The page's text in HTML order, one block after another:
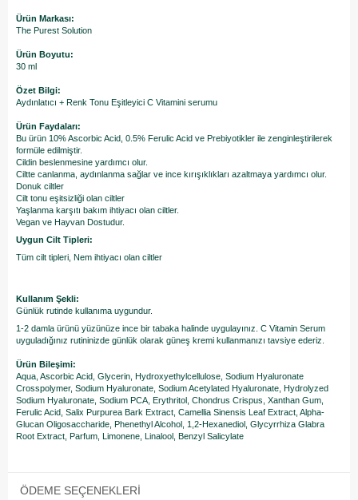
Ürün Markası:
The Purest Solution
Ürün Boyutu:
30 ml
Özet Bilgi:
Aydınlatıcı + Renk Tonu Eşitleyici C Vitamini serumu
Ürün Faydaları:
Bu ürün 10% Ascorbic Acid, 0.5% Ferulic Acid ve Prebiyotikler ile zenginleştirilerek
formüle edilmiştir.
Cildin beslenmesine yardımcı olur.
Ciltte canlanma, aydınlanma sağlar ve ince kırışıklıkları azaltmaya yardımcı olur.
Donuk ciltler
Cilt tonu eşitsizliği olan ciltler
Yaşlanma karşıtı bakım ihtiyacı olan ciltler.
Vegan ve Hayvan Dostudur.
Uygun Cilt Tipleri:
Tüm cilt tipleri, Nem ihtiyacı olan ciltler
Kullanım Şekli:
Günlük rutinde kullanıma uygundur.
1-2 damla ürünü yüzünüze ince bir tabaka halinde uygulayınız. C Vitamin Serum
uyguladığınız rutininizde günlük olarak güneş kremi kullanmanızı tavsiye ederiz.
Ürün Bileşimi:
Aqua, Ascorbic Acid, Glycerin, Hydroxyethylcellulose, Sodium Hyaluronate
Crosspolymer, Sodium Hyaluronate, Sodium Acetylated Hyaluronate, Hydrolyzed
Sodium Hyaluronate, Sodium PCA, Erythritol, Chondrus Crispus, Xanthan Gum,
Ferulic Acid, Salix Purpurea Bark Extract, Camellia Sinensis Leaf Extract, Alpha-
Glucan Oligosaccharide, Phenethyl Alcohol, 1,2-Hexanediol, Glycyrrhiza Glabra
Root Extract, Parfum, Limonene, Linalool, Benzyl Salicylate
ÖDEME SEÇENEKLERI